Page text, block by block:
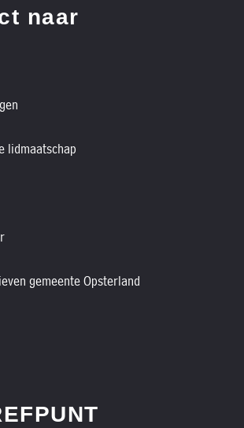
naar
lidmaatschap
gemeente Opsterland